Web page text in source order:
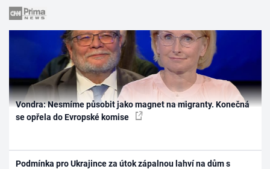
Vondra: Nesmíme působit jako magnet na migranty. Konečná
se opřela do Evropské komise
Podmínka pro Ukrajince za útok zápalnou lahví na dům s